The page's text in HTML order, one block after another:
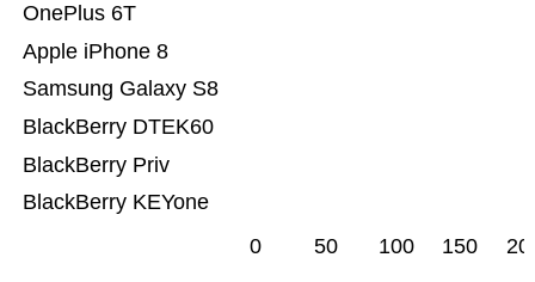
BlackBerry KEYone
BlackBerry Priv
BlackBerry DTEK60
Samsung Galaxy S8
Apple iPhone 8
OnePlus 6T
0 50 100 150